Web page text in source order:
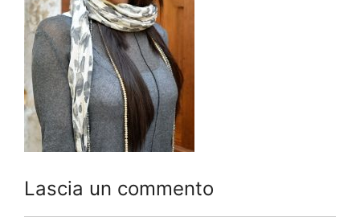
Lascia un commento